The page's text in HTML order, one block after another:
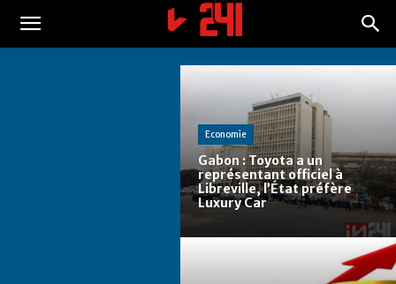
Economie
Gabon : Toyota a un
représentant officiel à
Libreville, l’État préfère
Luxury Car